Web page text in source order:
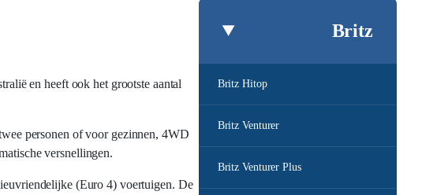
Britz
Britz Hitop
Britz Venturer
Britz Venturer Plus
en heeft ook het grootste aantal
personen of voor gezinnen, 4WD
versnellingen.
(Euro 4) voertuigen. De